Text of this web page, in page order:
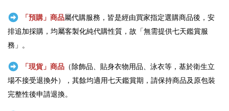
「預購」商品屬代購服務，皆是經由買家指定選購商品後，安
排追加採購，均屬客製化純代購性質，故「無需提供七天鑑賞服
務」。
「現貨」商品（除飾品、貼身衣物用品、泳衣等，基於衛生立
場不接受退換外），其餘均適用七天鑑賞期，請保持商品及原包裝
完整性後申請退換。